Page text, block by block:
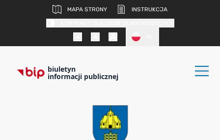
MAPA STRONY
INSTRUKCJA
biuletyn
informacji publicznej